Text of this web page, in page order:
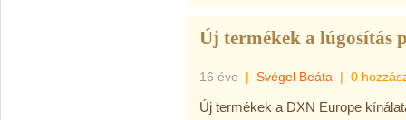
Új termékek a lúgosítás
16 éve | Svégel Beáta | 0
Új termékek a DXN Europe